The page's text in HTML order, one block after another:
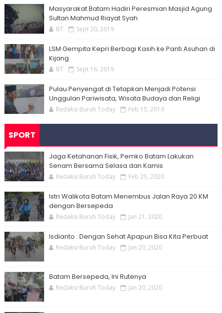
Masyarakat Batam Hadiri Peresmian Masjid Agung
Sultan Mahmud Riayat Syah
BT Sept 20, 2019
LSM Gempita Kepri Berbagi Kasih ke Panti Asuhan di
Kijang
BT Sept 16, 2019
Pulau Penyengat di Tetapkan Menjadi Potensi
Unggulan Pariwisata, Wisata Budaya dan Religi
Redaksi Buruh Today Feb 15, 2019
SPORT
Jaga Ketahanan Fisik, Pemko Batam Lakukan
Senam Bersama Selasa dan Kamis
Redaksi Buruh Today Feb 25, 2020
Istri Walikota Batam Menembus Jalan Raya 20 KM
dengan Bersepeda
Redaksi Buruh Today Jan 21, 2020
Isdianto : Dengan Sehat Apapun Bisa Kita Perbuat
Redaksi Buruh Today Jan 20, 2020
Batam Bersepeda, Ini Rutenya
Redaksi Buruh Today Jan 20, 2020